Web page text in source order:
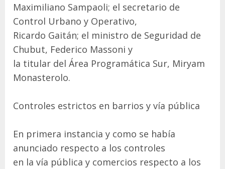
Maximiliano Sampaoli; el secretario de
Control Urbano y Operativo,
Ricardo Gaitán; el ministro de Seguridad de
Chubut, Federico Massoni y
la titular del Área Programática Sur, Miryam
Monasterolo.
Controles estrictos en barrios y vía pública
En primera instancia y como se había
anunciado respecto a los controles
en la vía pública y comercios respecto a los